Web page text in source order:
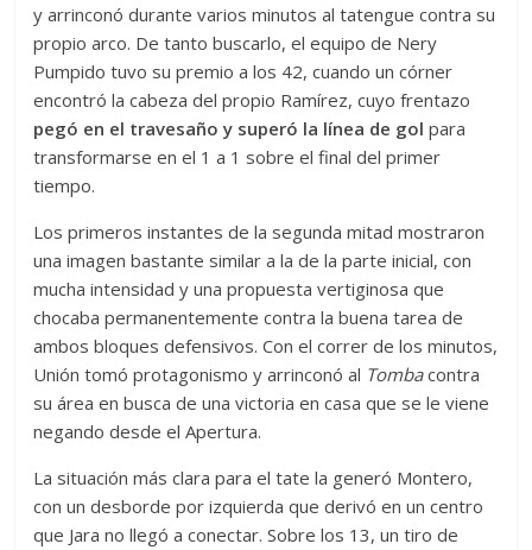
y arrinconó durante varios minutos al tatengue contra su
propio arco. De tanto buscarlo, el equipo de Nery
Pumpido tuvo su premio a los 42, cuando un córner
encontró la cabeza del propio Ramírez, cuyo frentazo
pegó en el travesaño y superó la línea de gol para
transformarse en el 1 a 1 sobre el final del primer
tiempo.
Los primeros instantes de la segunda mitad mostraron
una imagen bastante similar a la de la parte inicial, con
mucha intensidad y una propuesta vertiginosa que
chocaba permanentemente contra la buena tarea de
ambos bloques defensivos. Con el correr de los minutos,
Unión tomó protagonismo y arrinconó al Tombacontra
su área en busca de una victoria en casa que se le viene
negando desde el Apertura.
La situación más clara para el tate la generó Montero,
con un desborde por izquierda que derivó en un centro
que Jara no llegó a conectar. Sobre los 13, un tiro de